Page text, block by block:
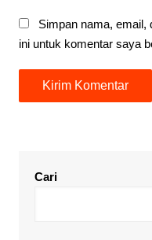
Simpan nama, email,
ini untuk komentar saya
Cari